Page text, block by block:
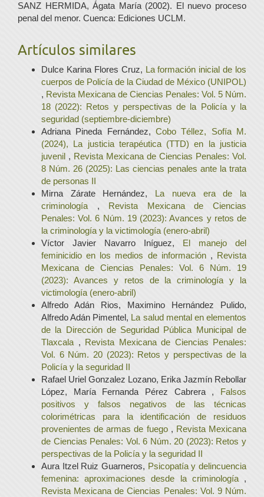
SANZ HERMIDA, Ágata María (2002). El nuevo proceso
penal del menor. Cuenca: Ediciones UCLM.
Artículos similares
Dulce Karina Flores Cruz, La formación inicial de los
cuerpos de Policía de la Ciudad de México (UNIPOL)
, Revista Mexicana de Ciencias Penales: Vol. 5 Núm.
18 (2022): Retos y perspectivas de la Policía y la
seguridad (septiembre-diciembre)
Adriana Pineda Fernández, Cobo Téllez, Sofía M.
(2024), La justicia terapéutica (TTD) en la justicia
juvenil , Revista Mexicana de Ciencias Penales: Vol.
8 Núm. 26 (2025): Las ciencias penales ante la trata
de personas II
Mirna Zárate Hernández,
La nueva era de la
criminología ,
Revista Mexicana de Ciencias
Penales: Vol. 6 Núm. 19 (2023): Avances y retos de
la criminología y la victimología (enero-abril)
Víctor Javier Navarro Iníguez,
El manejo del
feminicidio en los medios de información , Revista
Mexicana de Ciencias Penales: Vol. 6 Núm. 19
(2023): Avances y retos de la criminología y la
victimología (enero-abril)
Alfredo Adán Rios, Maximino Hernández Pulido,
Alfredo Adán Pimentel, La salud mental en elementos
de la Dirección de Seguridad Pública Municipal de
Tlaxcala , Revista Mexicana de Ciencias Penales:
Vol. 6 Núm. 20 (2023): Retos y perspectivas de la
Policía y la seguridad II
Rafael Uriel Gonzalez Lozano, Erika Jazmín Rebollar
López, María Fernanda Pérez Cabrera ,
Falsos
positivos y falsos negativos de las técnicas
colorimétricas para la identificación de residuos
provenientes de armas de fuego , Revista Mexicana
de Ciencias Penales: Vol. 6 Núm. 20 (2023): Retos y
perspectivas de la Policía y la seguridad II
Aura Itzel Ruiz Guarneros, Psicopatía y delincuencia
femenina: aproximaciones desde la criminología ,
Revista Mexicana de Ciencias Penales: Vol. 9 Núm.